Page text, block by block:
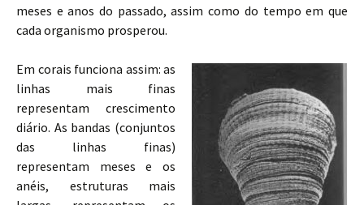
meses e anos do passado, assim como do tempo em que
cada organismo prosperou.
Em corais funciona assim: as
linhas mais finas
representam crescimento
diário. As bandas (conjuntos
das linhas finas)
representam meses e os
anéis, estruturas mais